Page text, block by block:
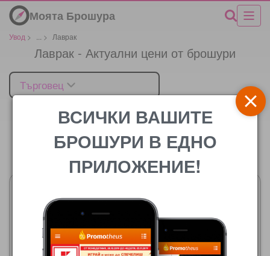
Моята Брошура
Увод > > Лаврак
Лаврак - Актуални цени от брошури
Търговец
Цената
ВСИЧКИ ВАШИТЕ
БРОШУРИ В ЕДНО
ПРИЛОЖЕНИЕ!